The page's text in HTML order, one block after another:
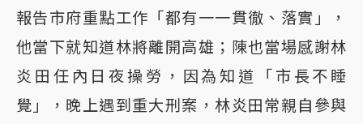
報告市府重點工作「都有一一貫徹、落實」，
他當下就知道林將離開高雄；陳也當場感謝林
炎田任內日夜操勞，因為知道「市長不睡
覺」，晚上遇到重大刑案，林炎田常親自參與